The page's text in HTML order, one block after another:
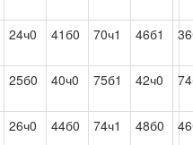
24ч0 41б0 70ч1 46б1
25б0 40ч0 75б1 42ч0
26ч0 44б0 74ч1 48б0